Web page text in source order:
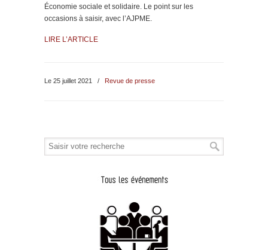
Économie sociale et solidaire. Le point sur les
occasions à saisir, avec l’AJPME.
LIRE L’ARTICLE
Le 25 juillet 2021 / Revue de presse